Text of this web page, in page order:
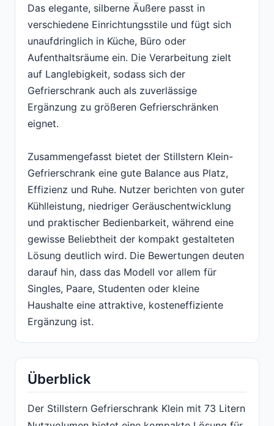
Das elegante, silberne Äußere passt in
verschiedene Einrichtungsstile und fügt sich
unaufdringlich in Küche, Büro oder
Aufenthaltsräume ein. Die Verarbeitung zielt
auf Langlebigkeit, sodass sich der
Gefrierschrank auch als zuverlässige
Ergänzung zu größeren Gefrierschränken
eignet.
Zusammengefasst bietet der Stillstern Klein-
Gefrierschrank eine gute Balance aus Platz,
Effizienz und Ruhe. Nutzer berichten von guter
Kühlleistung, niedriger Geräuschentwicklung
und praktischer Bedienbarkeit, während eine
gewisse Beliebtheit der kompakt gestalteten
Lösung deutlich wird. Die Bewertungen deuten
darauf hin, dass das Modell vor allem für
Singles, Paare, Studenten oder kleine
Haushalte eine attraktive, kosteneffiziente
Ergänzung ist.
Überblick
Der Stillstern Gefrierschrank Klein mit 73 Litern